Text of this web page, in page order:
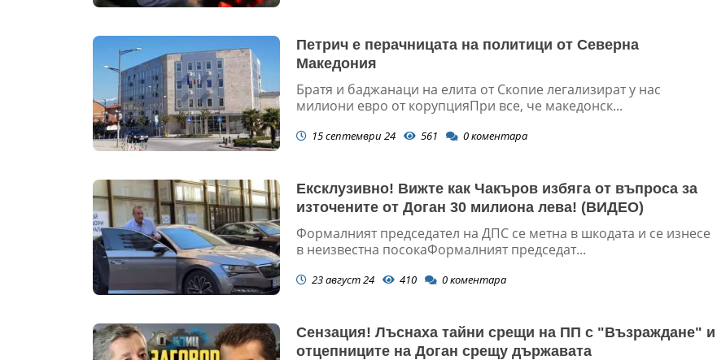
Петрич е перачницата на политици от Северна
Македония
Братя и баджанаци на елита от Скопие легализират у нас
милиони евро от корупцияПри все, че македонск...
15 септември 24 561 0коментара
Ексклузивно! Вижте как Чакъров избяга от въпроса за
източените от Доган 30 милиона лева! (ВИДЕО)
Формалният председател на ДПС се метна в шкодата и се изнесе
в неизвестна посокаФормалният председат...
23 август 24 410 0коментара
Сензация! Лъснаха тайни срещи на ПП с "Възраждане" и
отцепниците на Доган срещу държавата